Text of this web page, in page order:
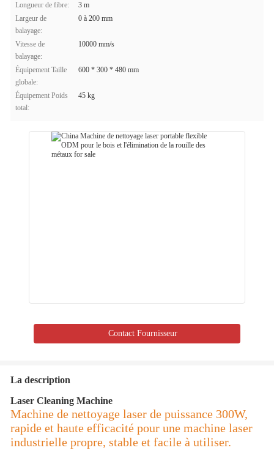
Longueur de fibre:
3 m
Largeur de
balayage:
0 à 200 mm
Vitesse de
balayage:
10000 mm/s
Équipement Taille
globale:
600 * 300 * 480 mm
Équipement Poids
total:
45 kg
Contact Fournisseur
La description
Laser Cleaning Machine
Machine de nettoyage laser de puissance 300W,
rapide et haute efficacité pour une machine laser
industrielle propre, stable et facile à utiliser.